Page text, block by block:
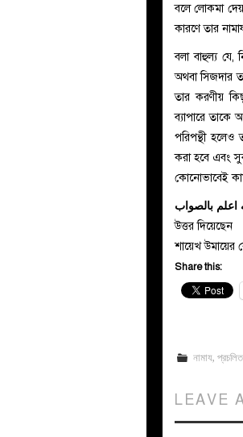
বলে লোকমা দেয়
কারণে তার
বলা বাহুল্য
অথবা সিজদার
তার করণীয়
ব্যাপারে তাকে
পরিপন্থী হলেও
করা হবে এবং
কোনোভাবেই
اعلم بالصواب
উত্তর দিয়েছেন
শায়েখ উমায়ের
Share this:
নামায,
LEAVE